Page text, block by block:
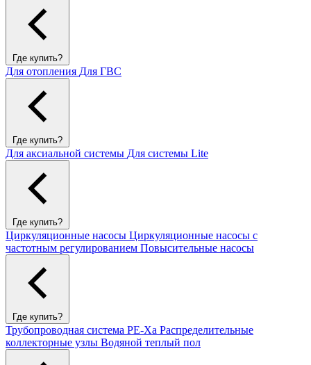
Где купить?
Для отопления Для ГВС
Где купить?
Для аксиальной системы Для системы Lite
Где купить?
Циркуляционные насосы Циркуляционные насосы с
частотным регулированием Повысительные насосы
Где купить?
Трубопроводная система PE-Xa Распределительные
коллекторные узлы Водяной теплый пол